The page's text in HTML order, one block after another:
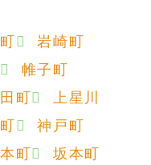
岩崎町
帷子町
田町
上星川
神戸町
町
坂本町